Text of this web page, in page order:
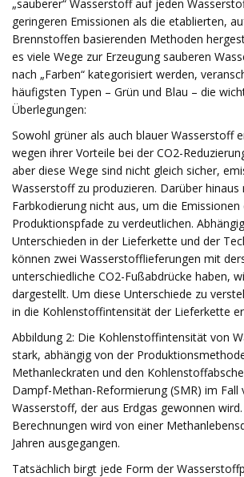
„sauberer“ Wasserstoff auf jeden
geringeren Emissionen als die etablierten,
Brennstoffen basierenden Methoden
es viele Wege zur Erzeugung sauberen
nach „Farben“ kategorisiert werden,
häufigsten Typen – Grün und Blau – die
Überlegungen:
Sowohl grüner als auch blauer Wasserstoff
wegen ihrer Vorteile bei der CO2-
aber diese Wege sind nicht gleich sicher,
Wasserstoff zu produzieren. Darüber hinaus
Farbkodierung nicht aus, um die Emissionen
Produktionspfade zu verdeutlichen.
Unterschieden in der Lieferkette und der
können zwei Wasserstofflieferungen mit
unterschiedliche CO2-Fußabdrücke haben,
dargestellt. Um diese Unterschiede zu
in die Kohlenstoffintensität der Lieferkette
Abbildung 2: Die Kohlenstoffintensität von
stark, abhängig von der
Methanleckraten und den
Dampf-Methan-Reformierung (SMR) im Fall
Wasserstoff, der aus Erdgas gewonnen
Berechnungen wird von einer
Jahren ausgegangen.
Tatsächlich birgt jede Form der